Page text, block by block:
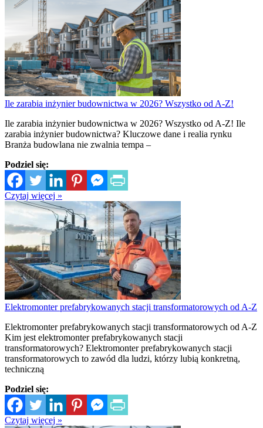
Ile zarabia inżynier budownictwa w 2026? Wszystko od A-Z!
Ile zarabia inżynier budownictwa w 2026? Wszystko od A-Z! Ile
zarabia inżynier budownictwa? Kluczowe dane i realia rynku
Branża budowlana nie zwalnia tempa –
Podziel się:
Czytaj więcej »
Elektromonter prefabrykowanych stacji transformatorowych od A-Z
Elektromonter prefabrykowanych stacji transformatorowych od A-Z
Kim jest elektromonter prefabrykowanych stacji
transformatorowych? Elektromonter prefabrykowanych stacji
transformatorowych to zawód dla ludzi, którzy lubią konkretną,
techniczną
Podziel się:
Czytaj więcej »